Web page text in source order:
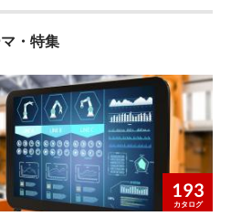
・特集
193
カタログ